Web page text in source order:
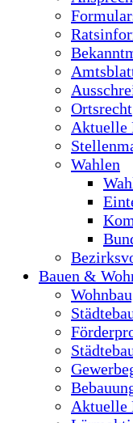
Ortsrecht
Aktuelle
Wahlen
Bauen &
Aktuelle